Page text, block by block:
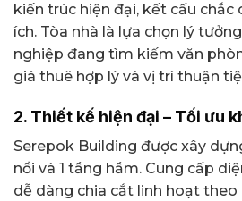
kiến trúc hiện đại, kết cấu chắc
ích. Tòa nhà là lựa chọn lý
nghiệp đang tìm kiếm văn
giá thuê hợp lý và vị trí thuận
2. Thiết kế hiện đại – Tối ưu
Serepok Building được xây
nổi và 1 tầng hầm. Cung cấp
dễ dàng chia cắt linh hoạt theo